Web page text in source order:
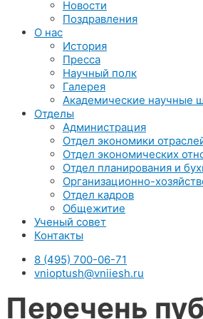
Новости
Поздравления
О нас
История
Пресса
Научный полк
Галерея
Академические научные
Отделы
Администрация
Отдел экономики
Отдел экономических
Отдел планирования и
Организационно-
Отдел кадров
Общежитие
Ученый совет
Контакты
8 (495) 700-06-71
vnioptush@vniiesh.ru
Перечень